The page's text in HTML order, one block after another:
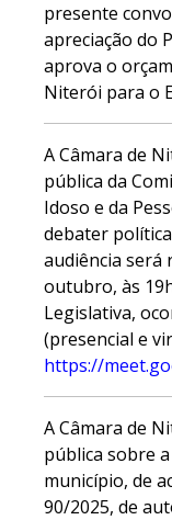
presente
apreciação do
aprova o
Niterói para o
A Câmara de
pública da
Idoso e da
debater
audiência será
outubro, às
Legislativa,
(presencial e
https://
A Câmara de
pública sobre
município, de
90/2025, de